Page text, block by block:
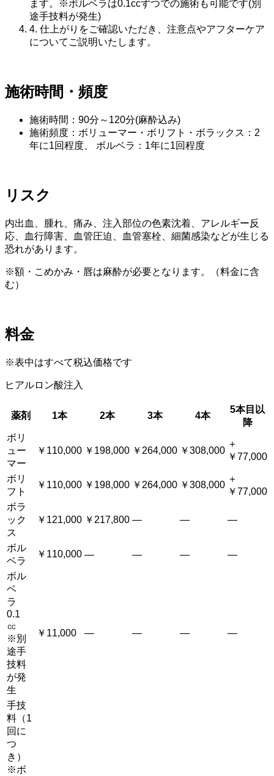
ます。※ボルベラは0.1ccずつでの施術も可能です(別
途手技料が発生)
4. 仕上がりをご確認いただき、注意点やアフターケア
についてご説明いたします。
施術時間・頻度
施術時間：90分～120分(麻酔込み)
施術頻度：ボリューマー・ボリフト・ボラックス：2
年に1回程度、 ボルベラ：1年に1回程度
リスク
内出血、腫れ、痛み、注入部位の色素沈着、アレルギー反
応、血行障害、血管圧迫、血管塞栓、細菌感染などが生じる
恐れがあります。
※額・こめかみ・唇は麻酔が必要となります。（料金に含
む）
料金
※表中はすべて税込価格です
ヒアルロン酸注入
薬剤 1本 2本 3本 4本
5本目以
降
ボリ
ュー
マー
￥110,000 ￥198,000 ￥264,000 ￥308,000
＋
￥77,000
ボリ
フト
￥110,000 ￥198,000 ￥264,000 ￥308,000
＋
￥77,000
ボラ
ック
ス
￥121,000 ￥217,800 ― ― ―
ボル
ベラ
￥110,000 ― ― ― ―
ボル
ベ
ラ
0.1
㏄
※別
途手
技料
が発
生
￥11,000 ― ― ― ―
手技
料（1
回に
つ
き）
※ボ